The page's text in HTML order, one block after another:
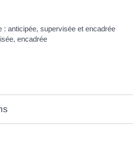
encadrée